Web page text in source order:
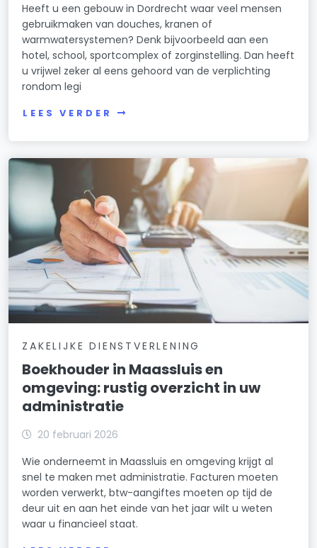
Heeft u een gebouw in Dordrecht waar veel mensen
gebruikmaken van douches, kranen of
warmwatersystemen? Denk bijvoorbeeld aan een
hotel, school, sportcomplex of zorginstelling. Dan heeft
u vrijwel zeker al eens gehoord van de verplichting
rondom legi
LEES VERDER
ZAKELIJKE DIENSTVERLENING
Boekhouder in Maassluis en
omgeving: rustig overzicht in uw
administratie
20 februari 2026
Wie onderneemt in Maassluis en omgeving krijgt al
snel te maken met administratie. Facturen moeten
worden verwerkt, btw-aangiftes moeten op tijd de
deur uit en aan het einde van het jaar wilt u weten
waar u financieel staat.